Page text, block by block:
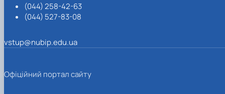
(044) 258-42-63
(044) 527-83-08
vstup@nubip.edu.ua
Офіційний портал сайту